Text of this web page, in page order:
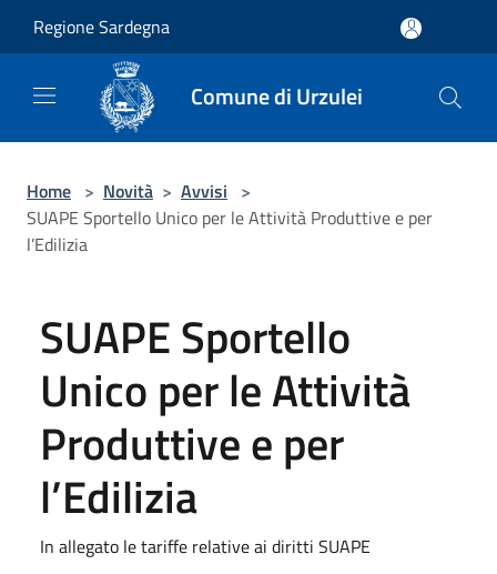
Regione Sardegna
Comune di Urzulei
Home > Novità > Avvisi >
SUAPE Sportello Unico per le Attività Produttive e per
l’Edilizia
SUAPE Sportello
Unico per le Attività
Produttive e per
l’Edilizia
In allegato le tariffe relative ai diritti SUAPE